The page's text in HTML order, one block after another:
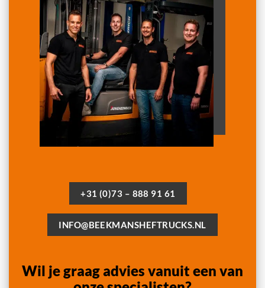
Wil je graag advies vanuit een van
+31 (0)73 – 888 91 61
INFO@BEEKMANSHEFTRUCKS.NL